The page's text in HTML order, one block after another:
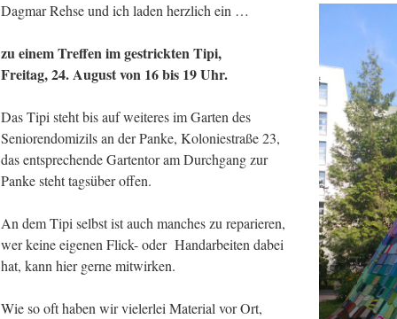
Dagmar Rehse und ich laden herzlich ein …
zu einem Treffen im gestrickten Tipi,
Freitag, 24. August von 16 bis 19 Uhr.
Das Tipi steht bis auf weiteres im Garten des
Seniorendomizils an der Panke, Koloniestraße 23,
das entsprechende Gartentor am Durchgang zur
Panke steht tagsüber offen.
An dem Tipi selbst ist auch manches zu reparieren,
wer keine eigenen Flick- oder Handarbeiten dabei
hat, kann hier gerne mitwirken.
Wie so oft haben wir vielerlei Material vor Ort,